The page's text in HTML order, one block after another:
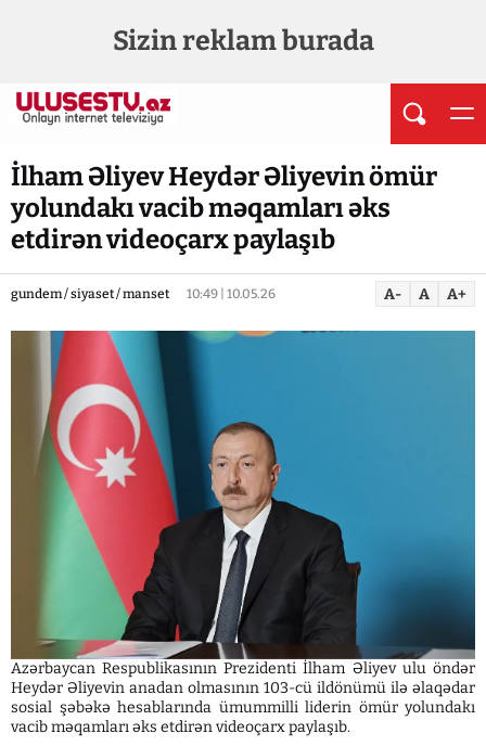
Sizin reklam burada
İlham Əliyev Heydər Əliyevin ömür
yolundakı vacib məqamları əks
etdirən videoçarx paylaşıb
gundem / siyaset / manset 10:49 | 10.05.26 A- A A+
Azərbaycan Respublikasının Prezidenti İlham Əliyev ulu öndər
Heydər Əliyevin anadan olmasının 103-cü ildönümü ilə əlaqədar
sosial şəbəkə hesablarında ümummilli liderin ömür yolundakı
vacib məqamları əks etdirən videoçarx paylaşıb.